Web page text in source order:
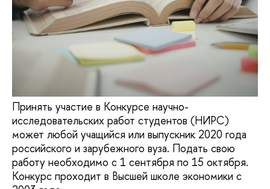
Принять участие в Конкурсе научно-
исследовательских работ студентов (НИРС)
может любой учащийся или выпускник 2020 года
российского и зарубежного вуза. Подать свою
работу необходимо с 1 сентября по 15 октября.
Конкурс проходит в Высшей школе экономики с